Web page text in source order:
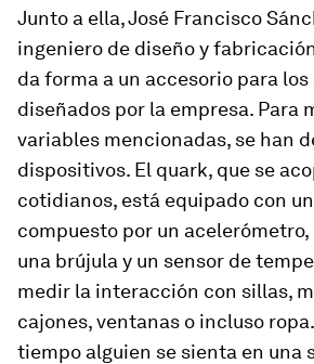
Junto a ella, José Francisco
ingeniero de diseño y
da forma a un accesorio para
diseñados por la empresa. Para
variables mencionadas, se han
dispositivos. El quark, que se
cotidianos, está equipado con
compuesto por un acelerómetro,
una brújula y un sensor de
medir la interacción con sillas,
cajones, ventanas o incluso
tiempo alguien se sienta en una